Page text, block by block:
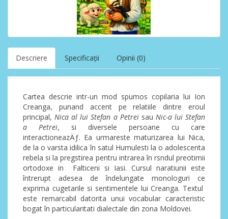
Descriere Specificaţii Opinii (0)
Cartea descrie intr-un mod spumos copilaria lui Ion
Creanga, punand accent pe relatiile dintre eroul
principal,Nica al lui Stefan a Petreisau Nic-a lui Stefan
a Petrei, si diversele persoane cu care
interactioneazÄƒ. Ea urmareste maturizarea lui Nica,
de la o varsta idilica în satul Humulesti la o adolescenta
rebela si la pregstirea pentru intrarea în rsndul preotimii
ortodoxe in Falticeni si Iasi. Cursul naratiunii este
întrerupt adesea de îndelungate monologuri ce
exprima cugetarile si sentimentele lui Creanga. Textul
este remarcabil datorita unui vocabular caracteristic
bogat în particularitati dialectale din zona Moldovei.